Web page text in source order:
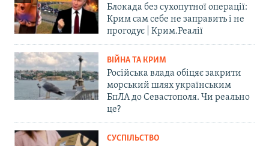
Блокада без сухопутної операції:
Крим сам себе не заправить і не
прогодує | Крим.Реалії
ВІЙНА ТА КРИМ
Російська влада обіцяє закрити
морський шлях українським
БпЛА до Севастополя. Чи реально
це?
СУСПІЛЬСТВО